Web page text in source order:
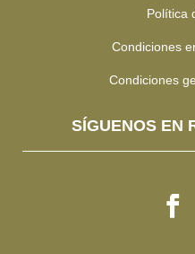
Política
Condiciones
Condiciones
SÍGUENOS EN